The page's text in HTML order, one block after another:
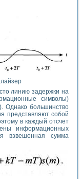
линию задержки на
символы)
Однако большинство
представляют собой
в каждый отсчет
информационных
взвешенная сумма